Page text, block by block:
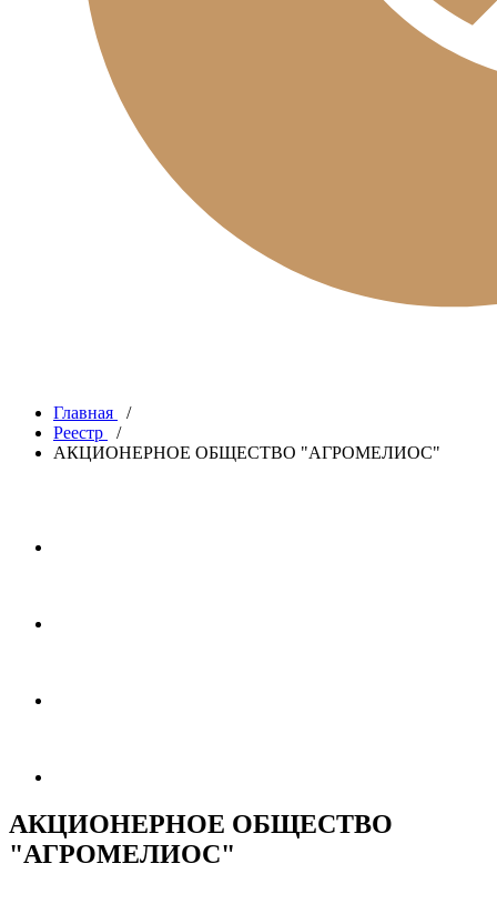
Главная
/
Реестр
/
АКЦИОНЕРНОЕ ОБЩЕСТВО "АГРОМЕЛИОС"
АКЦИОНЕРНОЕ ОБЩЕСТВО
"АГРОМЕЛИОС"